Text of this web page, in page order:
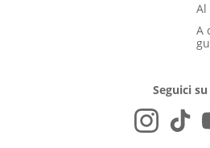
Al
A
Seguici su